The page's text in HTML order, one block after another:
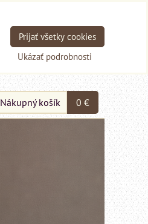
Nákupný košík 0 €
Ukázať podrobnosti
Prijať všetky cookies